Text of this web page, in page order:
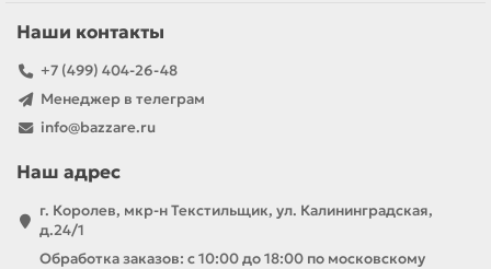
Наши контакты
+7 (499) 404-26-48
Менеджер в телеграм
info@bazzare.ru
Наш адрес
г. Королев, мкр-н Текстильщик, ул. Калининградская,
д.24/1
Обработка заказов: с 10:00 до 18:00 по московскому